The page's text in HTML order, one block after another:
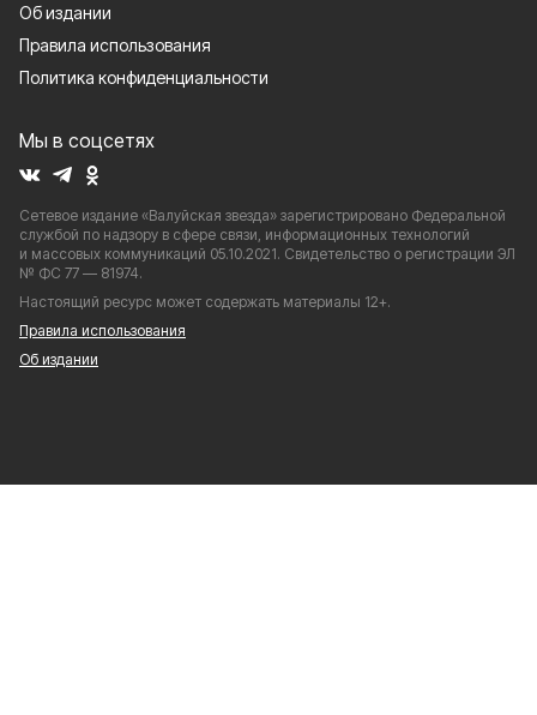
Об издании
Правила использования
Политика конфиденциальности
Мы в соцсетях
Сетевое издание «Валуйская звезда» зарегистрировано Федеральной
службой по надзору в сфере связи, информационных технологий
и массовых коммуникаций 05.10.2021. Свидетельство о регистрации ЭЛ
№ ФС 77 — 81974.
Настоящий ресурс может содержать материалы 12+.
Правила использования
Об издании